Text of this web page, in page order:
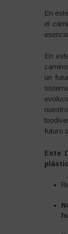
En
el
En
un
futuro
Este